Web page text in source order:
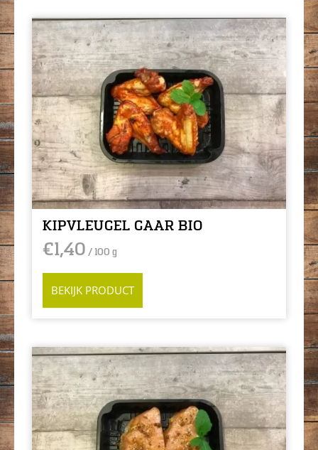
KIPVLEUGEL GAAR BIO
€1,40 / 100 g
BEKIJK PRODUCT